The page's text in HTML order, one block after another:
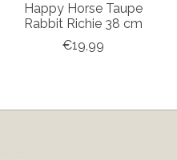
Happy Horse Taupe
Rabbit Richie 38 cm
€19,99